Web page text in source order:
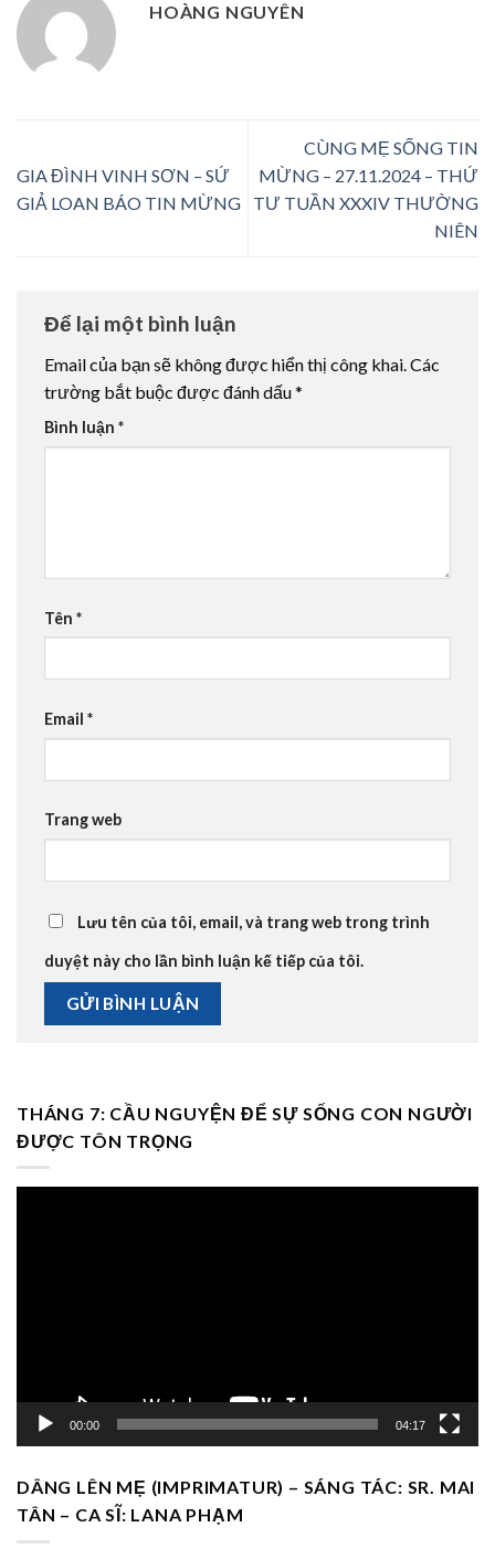
HOÀNG NGUYÊN
GIA ĐÌNH VINH SƠN – SỨ
GIẢ LOAN BÁO TIN MỪNG
CÙNG MẸ SỐNG TIN
MỪNG – 27.11.2024 – THỨ
TƯ TUẦN XXXIV THƯỜNG
NIÊN
Để lại một bình luận
Email của bạn sẽ không được hiển thị công khai.Các
trường bắt buộc được đánh dấu*
Bình luận *
Tên *
Email *
Trang web
Lưu tên của tôi, email, và trang web trong trình
duyệt này cho lần bình luận kế tiếp của tôi.
THÁNG 7: CẦU NGUYỆN ĐỂ SỰ SỐNG CON NGƯỜI
ĐƯỢC TÔN TRỌNG
00:00 04:17
DÂNG LÊN MẸ (IMPRIMATUR) – SÁNG TÁC: SR. MAI
TÂN – CA SĨ: LANA PHẠM